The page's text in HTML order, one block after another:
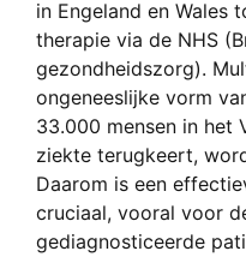
in Engeland en Wales
therapie via de NHS
gezondheidszorg).
ongeneeslijke vorm
33.000 mensen in het
ziekte terugkeert,
Daarom is een
cruciaal, vooral voor
gediagnosticeerde